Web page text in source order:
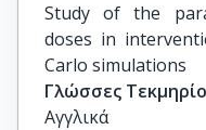
Study of the
doses in
Carlo simulations
Γλώσσες
Αγγλικά